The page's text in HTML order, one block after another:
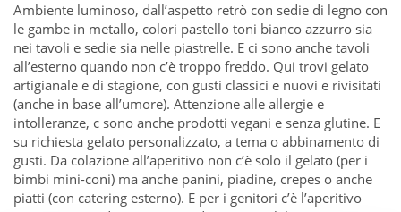
Ambiente luminoso, dall’aspetto retrò con sedie di legno con
le gambe in metallo, colori pastello toni bianco azzurro sia
nei tavoli e sedie sia nelle piastrelle. E ci sono anche tavoli
all’esterno quando non c’è troppo freddo. Qui trovi gelato
artigianale e di stagione, con gusti classici e nuovi e rivisitati
(anche in base all’umore). Attenzione alle allergie e
intolleranze, c sono anche prodotti vegani e senza glutine. E
su richiesta gelato personalizzato, a tema o abbinamento di
gusti. Da colazione all’aperitivo non c’è solo il gelato (per i
bimbi mini-coni) ma anche panini, piadine, crepes o anche
piatti (con catering esterno). E per i genitori c’è l’aperitivo